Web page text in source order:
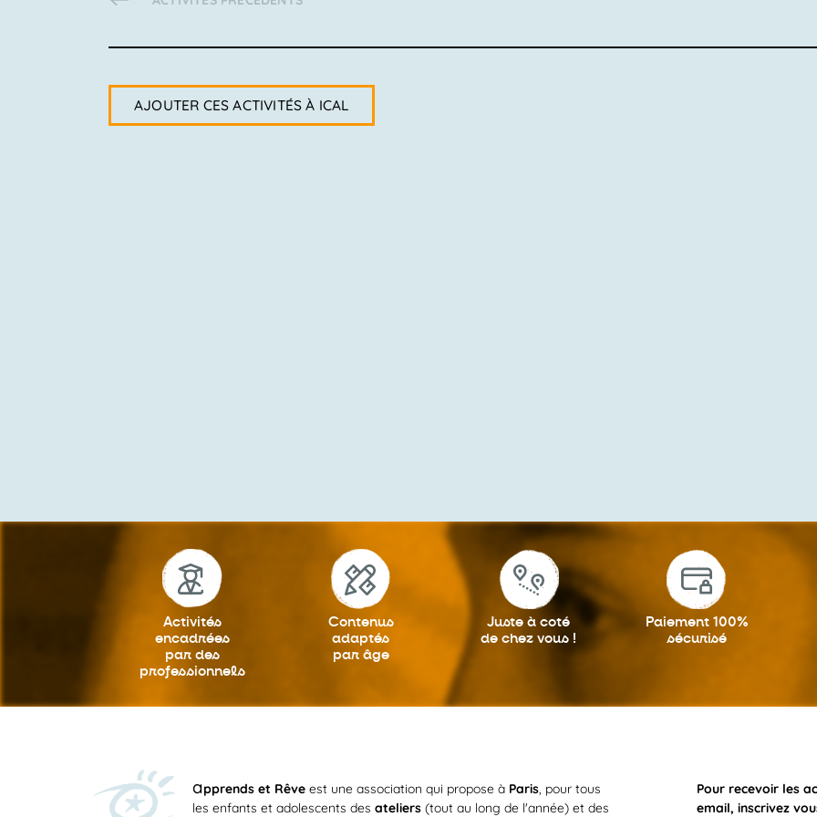
AJOUTER CES ACTIVITÉS À ICAL
Activités
encadrées
par des
professionnels
Contenus
adaptés
par âge
Juste à coté
de chez vous !
Paiement 100%
sécurisé
apprends et Rêve est une association qui propose à Paris, pour tous
les enfants et adolescents desateliers (tout au long de l'année) et des
Pour recevoir les
email, inscrivez